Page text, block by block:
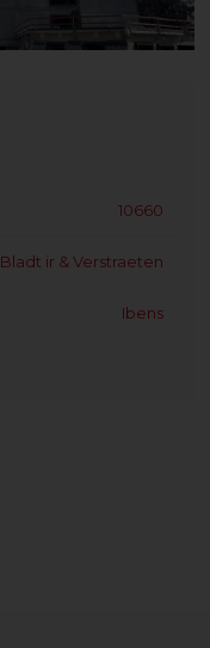
10660
Bladt ir & Verstraeten
Ibens